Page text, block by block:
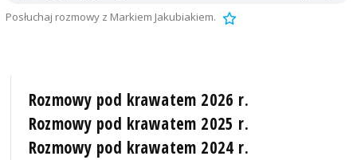
Posłuchaj rozmowy z Markiem Jakubiakiem.
Rozmowy pod krawatem 2026 r.
Rozmowy pod krawatem 2025 r.
Rozmowy pod krawatem 2024 r.